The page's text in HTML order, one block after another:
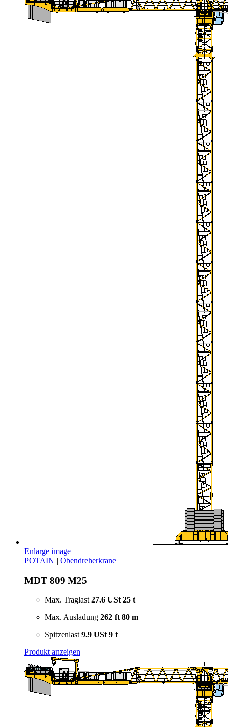
Enlarge image
POTAIN | Obendreherkrane
MDT 809 M25
Max. Traglast27.6 USt 25 t
Max. Ausladung 262 ft 80 m
Spitzenlast9.9 USt 9 t
Produkt anzeigen